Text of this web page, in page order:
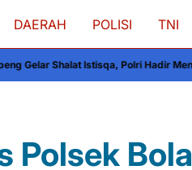
DAERAH POLISI TNI
Polri Hadir Mengawal dan
Polsek Bola